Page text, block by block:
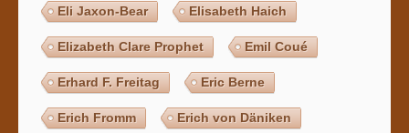
Eli Jaxon-Bear Elisabeth Haich
Elizabeth Clare Prophet Emil Coué
Erhard F. Freitag Eric Berne
Erich Fromm Erich von Däniken